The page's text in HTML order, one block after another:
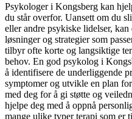
Psykologer i Kongsberg kan
du står overfor. Uansett om du
eller andre psykiske lidelser,
løsninger og strategier som
tilbyr ofte korte og langsiktige
behov. En god psykolog i
å identifisere de underliggende
symptomer og utvikle en plan
med deg for å gi støtte og
hjelpe deg med å oppnå
mange ulike typer terapi som er